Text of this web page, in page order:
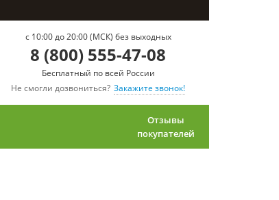
c 10:00 до 20:00 (МСК) без выходных
8 (800) 555-47-08
Бесплатный по всей России
Не смогли дозвониться? Закажите звонок!
Отзывы
покупателей